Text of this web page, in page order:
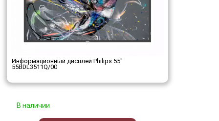
Информационный дисплей Philips 55"
55BDL3511Q/00
В наличии